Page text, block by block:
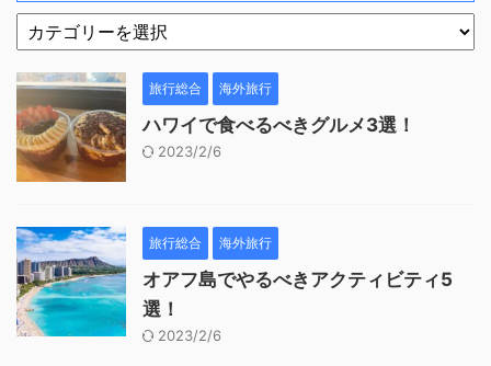
旅行総合 海外旅行
ハワイで食べるべきグルメ3選！
2023/2/6
旅行総合 海外旅行
オアフ島でやるべきアクティビティ5
選！
2023/2/6